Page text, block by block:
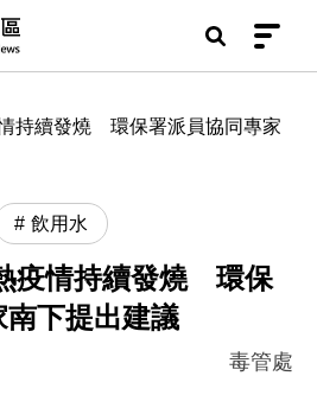
專區
持續發燒 環保署派員協同專家
飲用水
疫情持續發燒 環保
下提出建議
毒管處